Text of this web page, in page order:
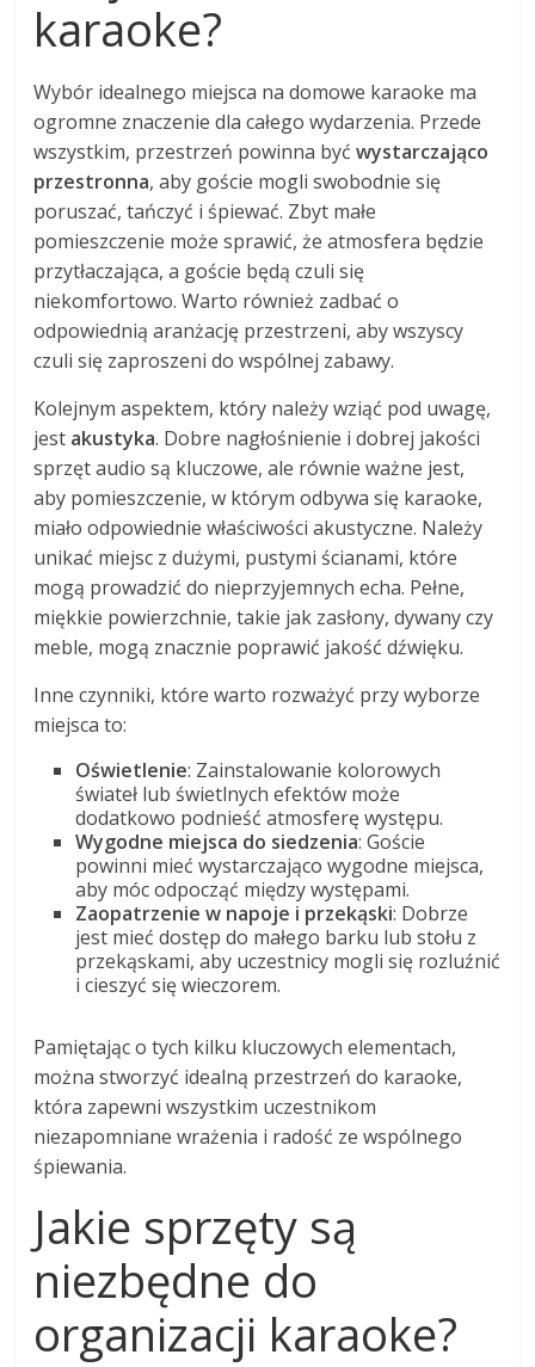
karaoke?
Wybór idealnego miejsca na domowe karaoke ma
ogromne znaczenie dla całego wydarzenia. Przede
wszystkim, przestrzeń powinna byćwystarczająco
przestronna, aby goście mogli swobodnie się
poruszać, tańczyć i śpiewać. Zbyt małe
pomieszczenie może sprawić, że atmosfera będzie
przytłaczająca, a goście będą czuli się
niekomfortowo. Warto również zadbać o
odpowiednią aranżację przestrzeni, aby wszyscy
czuli się zaproszeni do wspólnej zabawy.
Kolejnym aspektem, który należy wziąć pod uwagę,
jest akustyka. Dobre nagłośnienie i dobrej jakości
sprzęt audio są kluczowe, ale równie ważne jest,
aby pomieszczenie, w którym odbywa się karaoke,
miało odpowiednie właściwości akustyczne. Należy
unikać miejsc z dużymi, pustymi ścianami, które
mogą prowadzić do nieprzyjemnych echa. Pełne,
miękkie powierzchnie, takie jak zasłony, dywany czy
meble, mogą znacznie poprawić jakość dźwięku.
Inne czynniki, które warto rozważyć przy wyborze
miejsca to:
Oświetlenie: Zainstalowanie kolorowych
świateł lub świetlnych efektów może
dodatkowo podnieść atmosferę występu.
Wygodne miejsca do siedzenia: Goście
powinni mieć wystarczająco wygodne miejsca,
aby móc odpocząć między występami.
Zaopatrzenie w napoje i przekąski: Dobrze
jest mieć dostęp do małego barku lub stołu z
przekąskami, aby uczestnicy mogli się rozluźnić
i cieszyć się wieczorem.
Pamiętając o tych kilku kluczowych elementach,
można stworzyć idealną przestrzeń do karaoke,
która zapewni wszystkim uczestnikom
niezapomniane wrażenia i radość ze wspólnego
śpiewania.
Jakie sprzęty są
niezbędne do
organizacji karaoke?